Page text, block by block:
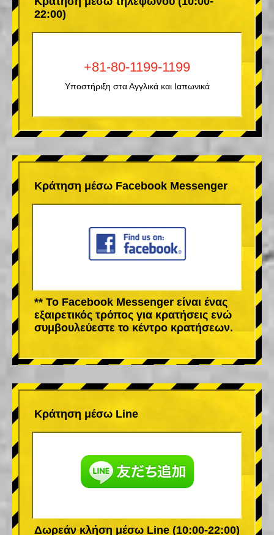
22:00)
+81-80-1199-1199
Υποστήριξη στα Αγγλικά και Ιαπωνικά
Κράτηση μέσω Facebook Messenger
** Το Facebook Messenger είναι ένας
εξαιρετικός τρόπος για κρατήσεις ενώ
συμβουλεύεστε το κέντρο κρατήσεων.
Κράτηση μέσω Line
Δωρεάν κλήση μέσω Line (10:00-22:00)